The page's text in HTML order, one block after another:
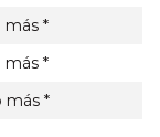
más *
más *
más *